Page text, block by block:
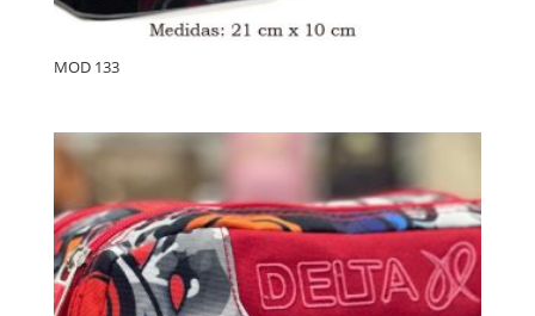
MOD 133